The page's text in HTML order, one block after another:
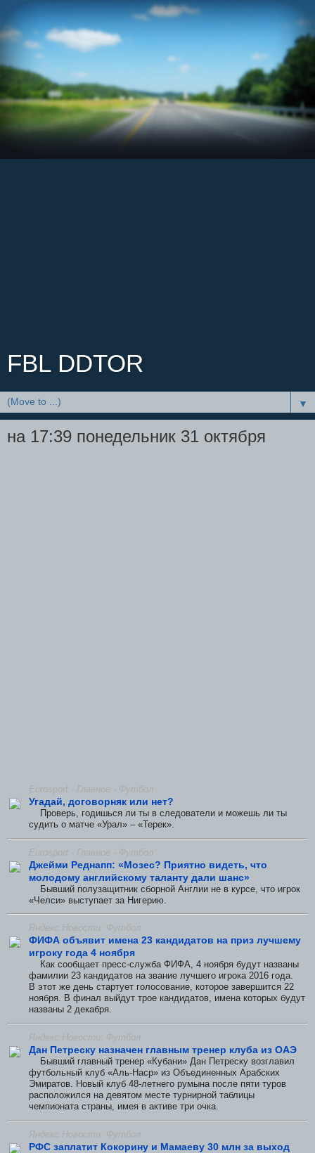
FBL DDTOR
▼
на 17:39 понедельник 31 октября
Eurosport - Главное - Футбол
Угадай, договорняк или нет?
Проверь, годишься ли ты в следователи и можешь ли ты
судить о матче «Урал» – «Терек».
Eurosport - Главное - Футбол
Джейми Реднапп: «Мозес? Приятно видеть, что
молодому английскому таланту дали шанс»
Бывший полузащитник сборной Англии не в курсе, что игрок
«Челси» выступает за Нигерию.
Яндекс.Новости: Футбол
ФИФА объявит имена 23 кандидатов на приз лучшему
игроку года 4 ноября
Как сообщает пресс-служба ФИФА, 4 ноября будут названы
фамилии 23 кандидатов на звание лучшего игрока 2016 года.
В этот же день стартует голосование, которое завершится 22
ноября. В финал выйдут трое кандидатов, имена которых будут
названы 2 декабря.
Яндекс.Новости: Футбол
Дан Петреску назначен главным тренер клуба из ОАЭ
Бывший главный тренер «Кубани» Дан Петреску возглавил
футбольный клуб «Аль-Наср» из Объединенных Арабских
Эмиратов. Новый клуб 48-летнего румына после пяти туров
расположился на девятом месте турнирной таблицы
чемпионата страны, имея в активе три очка.
Яндекс.Новости: Футбол
РФС заплатит Кокорину и Мамаеву 30 млн за выход